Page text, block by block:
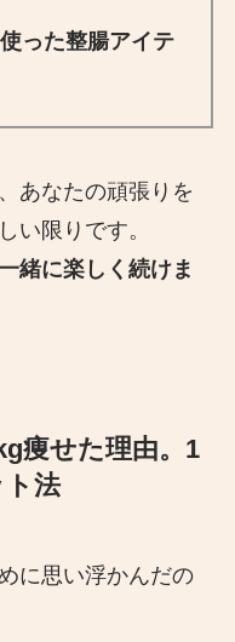
った整腸アイテ
あなたの頑張りを
い限りです。
緒に楽しく続けま
痩せた理由。1
法
に思い浮かんだの